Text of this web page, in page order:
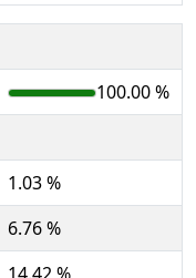
100.00 %
1.03 %
6.76 %